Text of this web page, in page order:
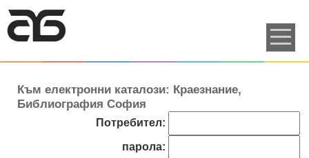
Към електронни каталози: Краезнание,
Библиография София
Потребител:
парола: